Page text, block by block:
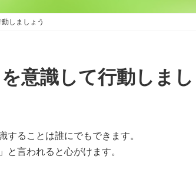
しましょう
を意識して行動しま
することは誰にでもできます。
と言われると心がけます。